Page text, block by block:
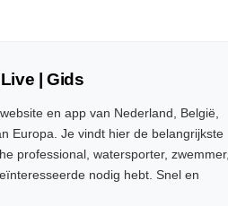
| Gids
en app van Nederland, België,
Europa. Je vindt hier de belangrijkste
professional, watersporter, zwemmer,
nodig hebt. Snel en